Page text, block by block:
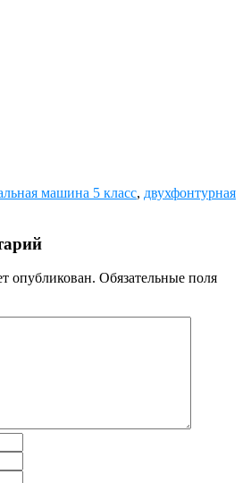
машина 5 класс, двухфонтурная
опубликован. Обязательные поля